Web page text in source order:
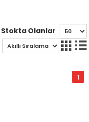
Stokta Olanlar
1